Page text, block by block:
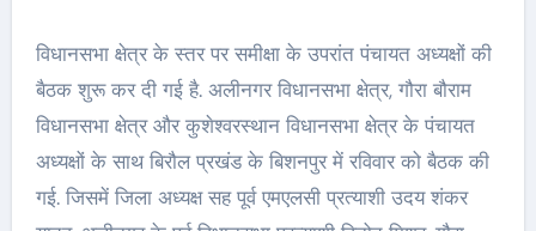
विधानसभा क्षेत्र के स्तर पर समीक्षा के उपरांत पंचायत अध्यक्षों की
बैठक शुरू कर दी गई है. अलीनगर विधानसभा क्षेत्र, गौरा बौराम
विधानसभा क्षेत्र और कुशेश्वरस्थान विधानसभा क्षेत्र के पंचायत
अध्यक्षों के साथ बिरौल प्रखंड के बिशनपुर में रविवार को बैठक की
गई. जिसमें जिला अध्यक्ष सह पूर्व एमएलसी प्रत्याशी उदय शंकर